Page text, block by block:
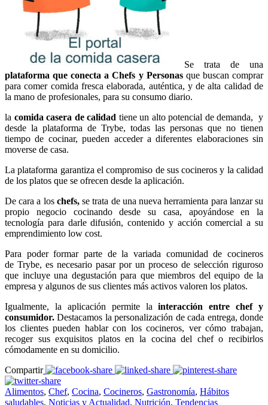
Se trata de una
plataforma que conecta a Chefs y Personasque buscan comprar
para comer comida fresca elaborada, auténtica, y de alta calidad de
la mano de profesionales, para su consumo diario.
la comida casera de calidad tiene un alto potencial de demanda, y
desde la plataforma de Trybe, todas las personas que no tienen
tiempo de cocinar, pueden acceder a diferentes elaboraciones sin
moverse de casa.
La plataforma garantiza el compromiso de sus cocineros y la calidad
de los platos que se ofrecen desde la aplicación.
De cara a los chefs,se trata de una nueva herramienta para lanzar su
propio negocio cocinando desde su casa, apoyándose en la
tecnología para darle difusión, contenido y acción comercial a su
emprendimiento low cost.
Para poder formar parte de la variada comunidad de cocineros
de Trybe, es necesario pasar por un proceso de selección riguroso
que incluye una degustación para que miembros del equipo de la
empresa y algunos de sus clientes más activos valoren los platos.
Igualmente, la aplicación permite lainteracción entre chef y
consumidor. Destacamos la personalización de cada entrega, donde
los clientes pueden hablar con los cocineros, ver cómo trabajan,
recoger sus exquisitos platos en la cocina del chef o recibirlos
cómodamente en su domicilio.
Compartir
Alimentos, Chef, Cocina, Cocineros, Gastronomía, Hábitos
saludables, Noticias y Actualidad, Nutrición, Tendencias